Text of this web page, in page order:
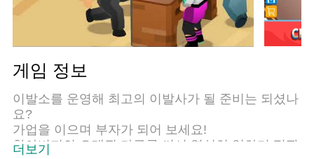
게임 정보
이발소를 운영해 최고의 이발사가 될 준비는 되셨나
요?
가업을 이으며 부자가 되어 보세요!
할아버지의 오래된 가구를 써서 열심히 일하며 평판
더보기